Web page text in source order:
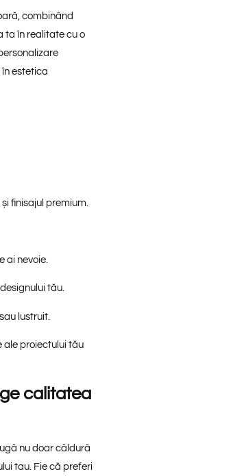
combinând
ta în realitate cu o
estetica
finisajul premium.
ai nevoie.
tău.
lustruit.
ale proiectului tău
calitatea
nu doar căldură
tau. Fie că preferi